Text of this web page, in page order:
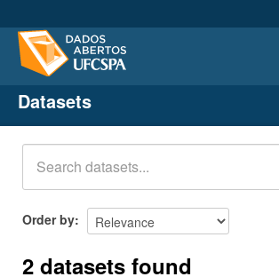
Datasets
Organizations
Groups
About
Datasets
Order by
2 datasets found